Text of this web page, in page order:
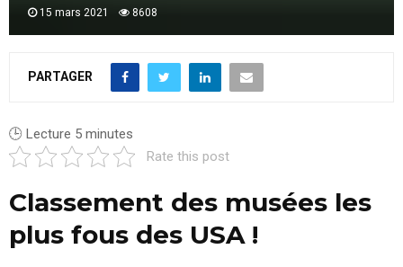
15 mars 2021 8608
PARTAGER
🕒 Lecture 5 minutes
Rate this post
Classement des musées les
plus fous des USA !